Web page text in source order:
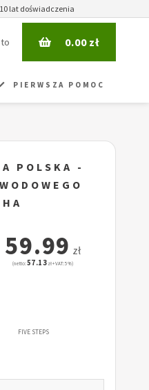
lat doświadczenia
0.00zł
PIERWSZA POMOC
POLSKA -
59.99 zł
(netto:57.13 zł + VAT: 5%)
FIVE STEPS